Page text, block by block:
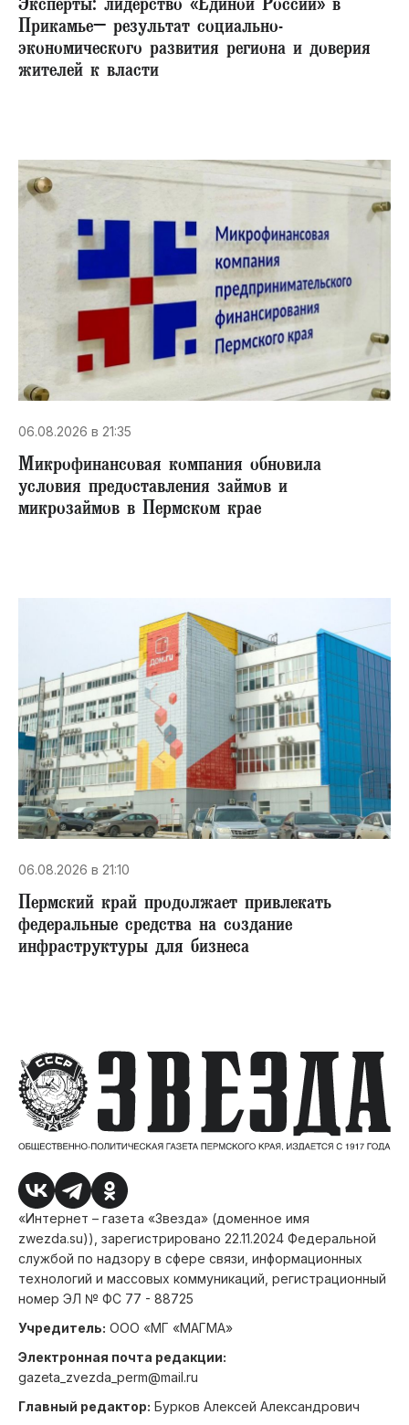
Эксперты: лидерство «Единой России» в
Прикамье– результат социально-
экономического развития региона и доверия
жителей к власти
06.08.2026 в 21:35
Микрофинансовая компания обновила
условия предоставления займов и
микрозаймов в Пермском крае
06.08.2026 в 21:10
Пермский край продолжает привлекать
федеральные средства на создание
инфраструктуры для бизнеса
«Интернет – газета «Звезда» (доменное имя
zwezda.su)), зарегистрировано 22.11.2024 Федеральной
службой по надзору в сфере связи, информационных
технологий и массовых коммуникаций, регистрационный
номер ЭЛ № ФС 77 - 88725
Учредитель: ООО «МГ «МАГМА»
Электронная почта редакции:
gazeta_zvezda_perm@mail.ru
Главный редактор: Бурков Алексей Александрович